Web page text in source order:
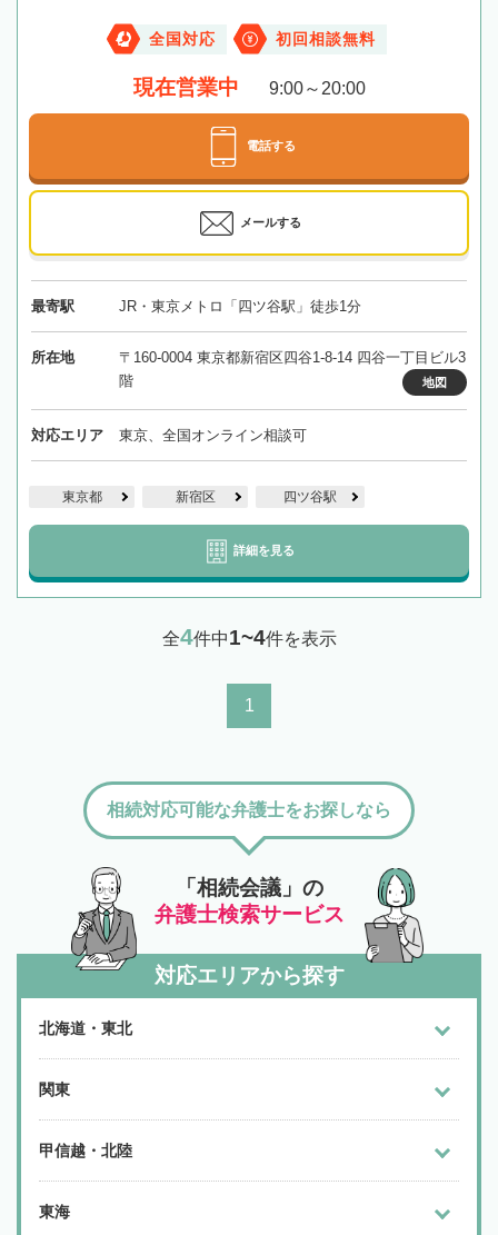
全国対応 初回相談無料
現在営業中 9:00～20:00
電話する
メールする
最寄駅 JR・東京メトロ「四ツ谷駅」徒歩1分
所在地
〒160-0004 東京都新宿区四谷1-8-14 四谷一丁目ビル3
階
地図
対応エリア 東京、全国オンライン相談可
東京都 新宿区 四ツ谷駅
詳細を見る
全4件中1~4件を表示
1
「相続会議」の
弁護士検索サービス
相続対応可能な弁護士をお探しなら
対応エリアから探す
北海道・東北
関東
甲信越・北陸
東海